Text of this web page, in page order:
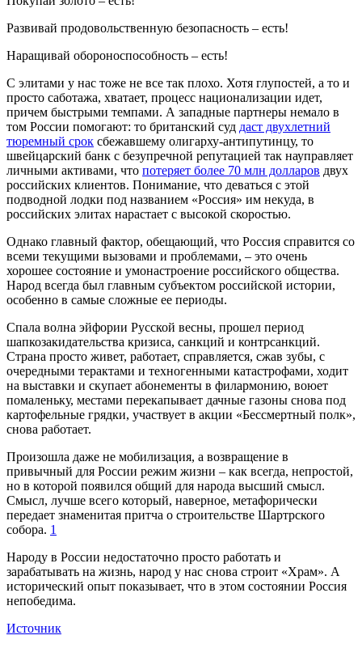
Развивай продовольственную безопасность – есть!
Наращивай обороноспособность – есть!
С элитами у нас тоже не все так плохо. Хотя глупостей, а то и
просто саботажа, хватает, процесс национализации идет,
причем быстрыми темпами. А западные партнеры немало в
том России помогают: то британский суд даст двухлетний
тюремный срок сбежавшему олигарху-антипутинцу, то
швейцарский банк с безупречной репутацией так науправляет
личными активами, что потеряет более 70 млн долларов двух
российских клиентов. Понимание, что деваться с этой
подводной лодки под названием «Россия» им некуда, в
российских элитах нарастает с высокой скоростью.
Однако главный фактор, обещающий, что Россия справится со
всеми текущими вызовами и проблемами, – это очень
хорошее состояние и умонастроение российского общества.
Народ всегда был главным субъектом российской истории,
особенно в самые сложные ее периоды.
Спала волна эйфории Русской весны, прошел период
шапкозакидательства кризиса, санкций и контрсанкций.
Страна просто живет, работает, справляется, сжав зубы, с
очередными терактами и техногенными катастрофами, ходит
на выставки и скупает абонементы в филармонию, воюет
помаленьку, местами перекапывает дачные газоны снова под
картофельные грядки, участвует в акции «Бессмертный полк»,
снова работает.
Произошла даже не мобилизация, а возвращение в
привычный для России режим жизни – как всегда, непростой,
но в которой появился общий для народа высший смысл.
Смысл, лучше всего который, наверное, метафорически
передает знаменитая притча о строительстве Шартрского
собора. 1
Народу в России недостаточно просто работать и
зарабатывать на жизнь, народ у нас снова строит «Храм». А
исторический опыт показывает, что в этом состоянии Россия
непобедима.
Источник